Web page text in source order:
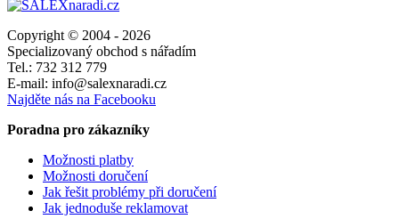
Copyright © 2004 - 2026
Specializovaný obchod s nářadím
Tel.: 732 312 779
E-mail: info@salexnaradi.cz
Najděte nás na Facebooku
Poradna pro zákazníky
Možnosti platby
Možnosti doručení
Jak řešit problémy při doručení
Jak jednoduše reklamovat